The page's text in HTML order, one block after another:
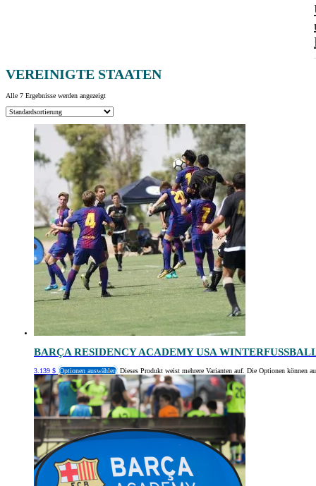
VEREINIGTE STAATEN
Alle 7 Ergebnisse werden angezeigt
BARÇA RESIDENCY ACADEMY USA
3.139 $ Optionen auswählen Dieses Produkt weist mehrere Varianten auf. Die Optionen können